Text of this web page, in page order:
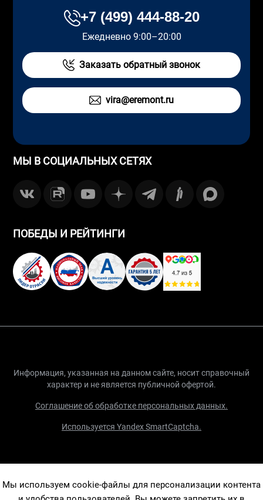
+7 (499) 444-88-20
Ежедневно 9:00–20:00
Заказать обратный звонок
vira@eremont.ru
МЫ В СОЦИАЛЬНЫХ СЕТЯХ
ПОБЕДЫ И РЕЙТИНГИ
Информация, указанная на данном сайте, носит справочный
характер и не является публичной офертой.
Соглашение об обработке персональных данных.
Используется Yandex SmartCaptcha.
Мы используем cookie-файлы для персонализации контента